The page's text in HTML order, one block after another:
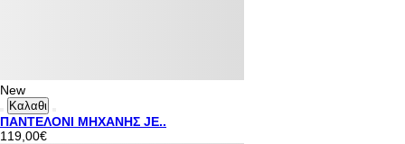
New
Καλαθι
ΠΑΝΤΕΛΟΝΙ ΜΗΧΑΝΗΣ JE..
119,00€